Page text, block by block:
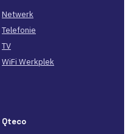
Netwerk
Telefonie
TV
WiFi Werkplek
Qteco